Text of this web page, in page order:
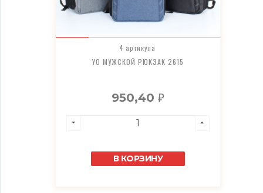
4 артикула
YO МУЖСКОЙ РЮКЗАК 2615
950,40 ₽
В КОРЗИНУ